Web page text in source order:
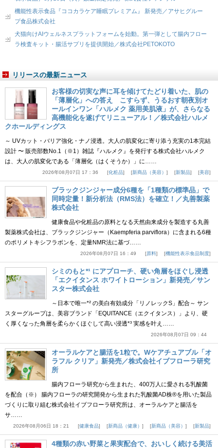
機能性表示食品『ココカラケア睡眠プレミアム』 新発売／アサヒグルー
プ食品株式会社
犬猫向けAIウェルネスプラットフォームを始動。第一弾として腸内フロー
ラ検査キット・腸活サプリを提供開始／株式会社PETOKOTO
リリースの最新ニュース
お客様の切実な声に耳を傾けてたどり着いた、肌の
「薄層化」への答え こすらず、うるおす朝夜別オ
ールインワン「ハルメク 薬用美肌液」が、さらなる
高機能化を遂げてリニューアル！／株式会社ハルメ
クホールディングス
～ UVカット・バリア強化・ナノ浸透。大人の肌変化に寄り添う充実の1本完結
設計 〜 販売部数No.1（※1）雑誌『ハルメク』を発行する株式会社ハルメク
は、大人の肌変化である「薄層化（はくそうか）」に……
2026年08月07日 17：36 化粧品 新商品（美容） 新製品 美容
ブラックジンジャー成分6種を「1種類の標準品」で
同時定量！新分析法（RMS法）を確立！／丸善製薬
株式会社
健康食品や化粧品の原料となる天然由来成分を製造する丸善
製薬株式会社は、ブラックジンジャー（Kaempferia parviflora）に含まれる6種
のポリメトキシフラボンを、定量NMR法に基づ……
2026年08月07日 16：49 原料 機能性表示食品制度
シミのもと*¹ にアプローチ、硬い角層をほぐし浸透
「エクイタンス ホワイトローション」新発売／サン
スター株式会社
～日本で唯一*² の美白有効成分「リノレックS」配合～ サン
スターグループは、美容ブランド「EQUITANCE（エクイタンス）」より、硬
く厚くなった角層を柔らかくほぐして高い浸透*³ 実感を叶え……
2026年08月07日 09：44
オーラルケアと腸活を1粒で。Wケアチュアブル「オ
ラフル クリア」新発売／株式会社イブフローラ研究
所
腸内フローラ研究から生まれた、400万人に愛される乳酸菌
を配合（※） 腸内フローラの研究開発から生まれた乳酸菌AD株®を用いた製品
づくりに取り組む株式会社イブフローラ研究所は、オーラルケアと腸活を
サ……
2026年08月06日 18：21 健康食品 新商品（健康） 新商品（美容） 新製品
4種類の赤い野菜と果実配合で、おいしく続ける美活